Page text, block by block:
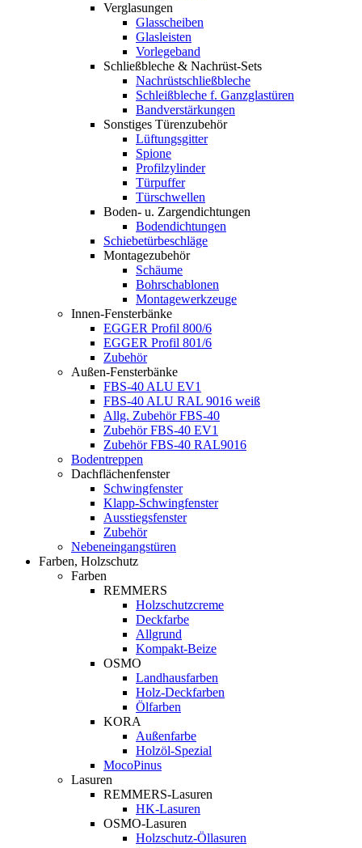
Verglasungen
Glasscheiben
Glasleisten
Vorlegeband
Schließbleche & Nachrüst-Sets
Nachrüstschließbleche
Schleißbleche f. Ganzglastüren
Bandverstärkungen
Sonstiges Türenzubehör
Lüftungsgitter
Spione
Profilzylinder
Türpuffer
Türschwellen
Boden- u. Zargendichtungen
Bodendichtungen
Schiebetürbeschläge
Montagezubehör
Schäume
Bohrschablonen
Montagewerkzeuge
Innen-Fensterbänke
EGGER Profil 800/6
EGGER Profil 801/6
Zubehör
Außen-Fensterbänke
FBS-40 ALU EV1
FBS-40 ALU RAL 9016 weiß
Allg. Zubehör FBS-40
Zubehör FBS-40 EV1
Zubehör FBS-40 RAL9016
Bodentreppen
Dachflächenfenster
Schwingfenster
Klapp-Schwingfenster
Ausstiegsfenster
Zubehör
Nebeneingangstüren
Farben, Holzschutz
Farben
REMMERS
Holzschutzcreme
Deckfarbe
Allgrund
Kompakt-Beize
OSMO
Landhausfarben
Holz-Deckfarben
Ölfarben
KORA
Außenfarbe
Holzöl-Spezial
MocoPinus
Lasuren
REMMERS-Lasuren
HK-Lasuren
OSMO-Lasuren
Holzschutz-Öllasuren